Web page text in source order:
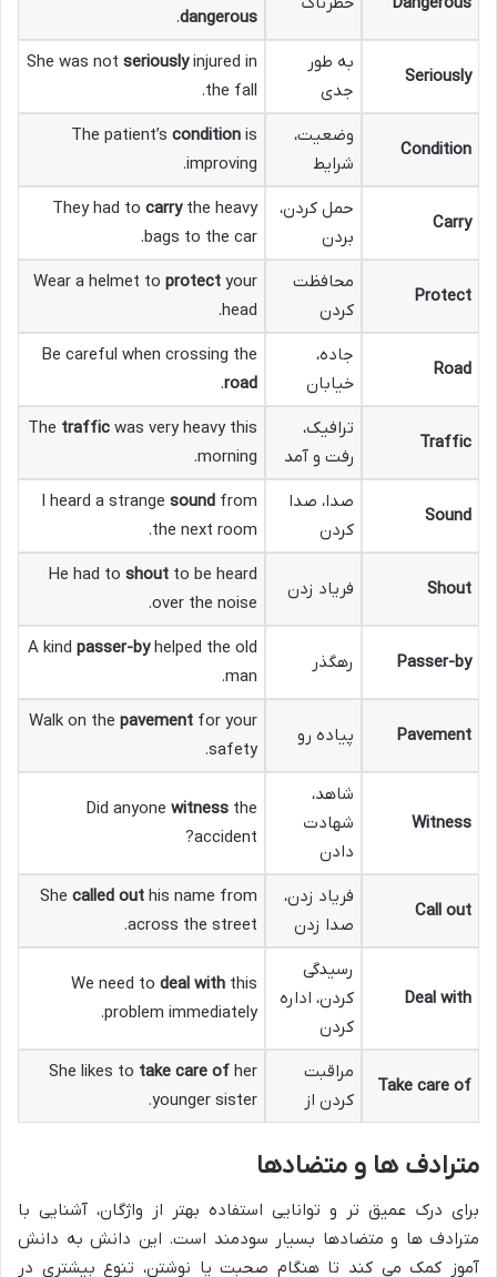
dangerous
.
Seriously
به طور
جدی
She was not seriouslyinjured in
the fall.
Condition
وضعیت،
شرایط
The patient’s condition is
improving.
Carry
حمل کردن،
بردن
They had to carrythe heavy
bags to the car.
Protect
محافظت
کردن
Wear a helmet to protect your
head.
Road
جاده،
خیابان
Be careful when crossing the
road
.
Traffic
ترافیک،
رفت و آمد
The traffic was very heavy this
morning.
Sound
صدا، صدا
کردن
I heard a strange sound from
the next room.
Shout فریاد زدن
He had to shout to be heard
over the noise.
Passer-by رهگذر
A kind passer-byhelped the old
man.
Pavement پیاده رو
Walk on the pavement for your
safety.
Witness
شاهد،
شهادت
دادن
Did anyone witness the
accident?
Call out
فریاد زدن،
صدا زدن
She called out his name from
across the street.
Deal with
رسیدگی
کردن، اداره
کردن
We need to deal with this
problem immediately.
Take care of
مراقبت
کردن از
She likes to take care of her
younger sister.
مترادف ها و متضادها
برای درک عمیق تر و توانایی استفاده بهتر از واژگان، آشنایی با
مترادف ها و متضادها بسیار سودمند است. این دانش به دانش
آموز کمک می کند تا هنگام صحبت یا نوشتن، تنوع بیشتری در